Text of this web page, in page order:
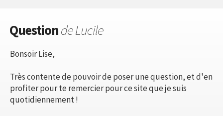
Questionde Lucile
Bonsoir Lise,
Très contente de pouvoir de poser une question, et d'en
profiter pour te remercier pour ce site que je suis
quotidiennement !